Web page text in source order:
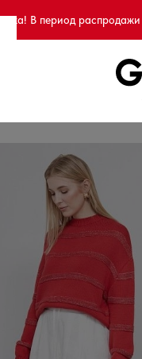
В период распродажи